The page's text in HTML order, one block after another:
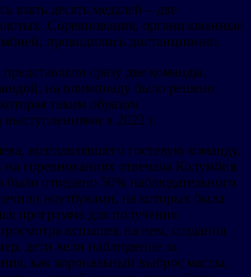
взять десять медалей – две
Соревнования, организованные
проводились дистанционно.
сразу две команды.
на олимпиаду было решено
таким образом
выступлениями в 2022 г.
возглавлявшего гостевую команду,
на соревнованиях отвечала Колумбия.
отведено 50% наблюдательного
ноутбуками, на которых была
программа для получения
вспышек на нем, создания
дети вели наблюдение за
как корональный выброс массы,